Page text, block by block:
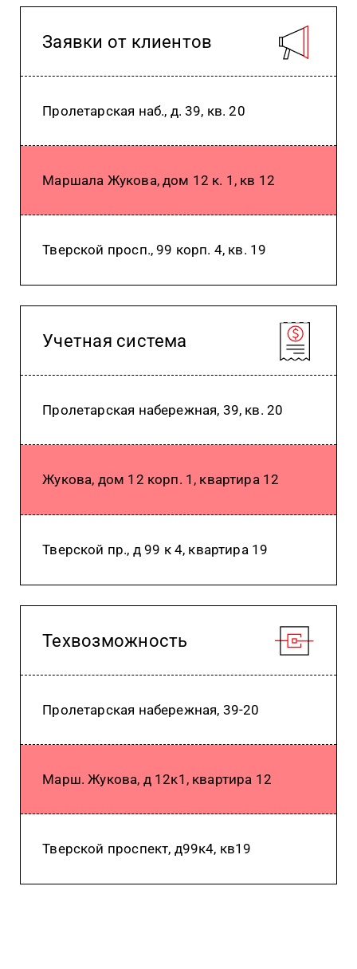
Заявки от клиентов
Пролетарская наб., д. 39, кв. 20
Маршала Жукова, дом 12 к. 1, кв 12
Тверской просп., 99 корп. 4, кв. 19
Учетная система
Пролетарская набережная, 39, кв. 20
Жукова, дом 12 корп. 1, квартира 12
Тверской пр., д 99 к 4, квартира 19
Техвозможность
Пролетарская набережная, 39-20
Марш. Жукова, д 12к1, квартира 12
Тверской проспект, д99к4, кв19